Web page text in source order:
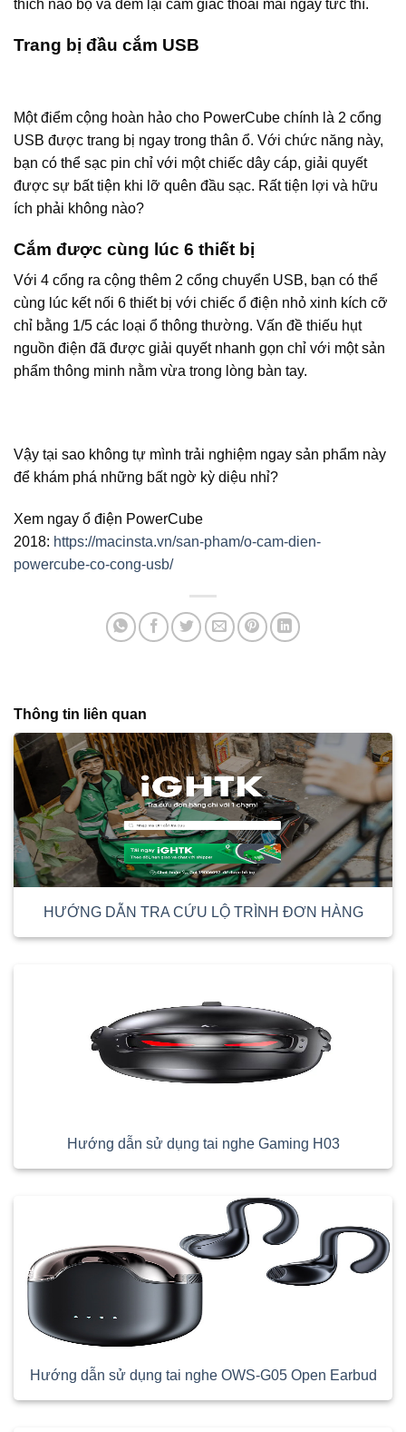
thích não bộ và đem lại cảm giác thoải mái ngay tức thì.
Trang bị đầu cắm USB
Một điểm cộng hoàn hảo cho PowerCube chính là 2 cổng
USB được trang bị ngay trong thân ổ. Với chức năng này,
bạn có thể sạc pin chỉ với một chiếc dây cáp, giải quyết
được sự bất tiện khi lỡ quên đầu sạc. Rất tiện lợi và hữu
ích phải không nào?
Cắm được cùng lúc 6 thiết bị
Với 4 cổng ra cộng thêm 2 cổng chuyển USB, bạn có thể
cùng lúc kết nối 6 thiết bị với chiếc ổ điện nhỏ xinh kích cỡ
chỉ bằng 1/5 các loại ổ thông thường. Vấn đề thiếu hụt
nguồn điện đã được giải quyết nhanh gọn chỉ với một sản
phẩm thông minh nằm vừa trong lòng bàn tay.
Vậy tại sao không tự mình trải nghiệm ngay sản phẩm này
để khám phá những bất ngờ kỳ diệu nhỉ?
Xem ngay ổ điện PowerCube
2018: https://macinsta.vn/san-pham/o-cam-dien-
powercube-co-cong-usb/
Thông tin liên quan
HƯỚNG DẪN TRA CỨU LỘ TRÌNH ĐƠN HÀNG
Hướng dẫn sử dụng tai nghe Gaming H03
Hướng dẫn sử dụng tai nghe OWS-G05 Open Earbud